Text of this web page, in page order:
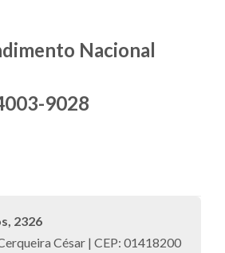
Nacional
9028
2326
César | CEP: 01418200